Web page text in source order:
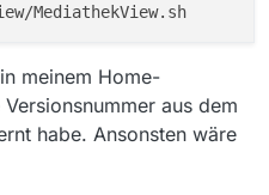
in meinem Home-
aus dem
habe. Ansonsten wäre